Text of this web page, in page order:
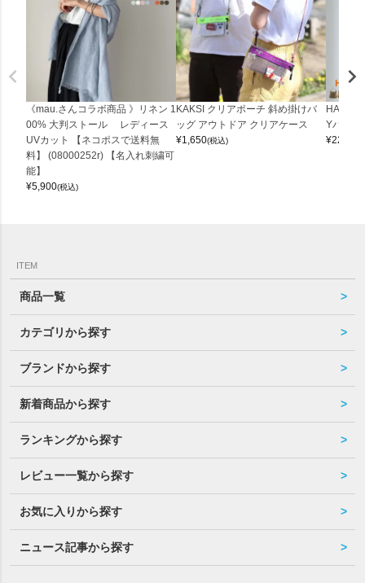
《mau.さんコラボ商品 》リネン 1
00% 大判ストール レディース
UVカット 【ネコポスで送料無
料】 (08000252r) 【名入れ刺繍可
能】
¥5,900(税込)
KAKSI クリアポーチ 斜め掛けバ
ッグ アウトドア クリアケース
¥1,650(税込)
Yバッグ
¥22,000
ITEM
商品一覧
カテゴリから探す
ブランドから探す
新着商品から探す
ランキングから探す
レビュー一覧から探す
お気に入りから探す
ニュース記事から探す